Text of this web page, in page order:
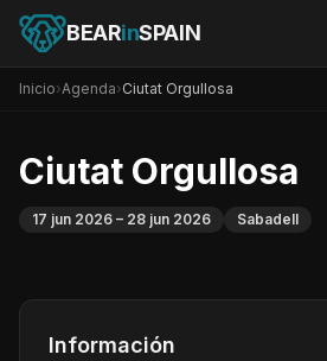
BEARinSPAIN
Inicio›Agenda›Ciutat Orgullosa
Ciutat Orgullosa
17 jun 2026 – 28 jun 2026 Sabadell
Información